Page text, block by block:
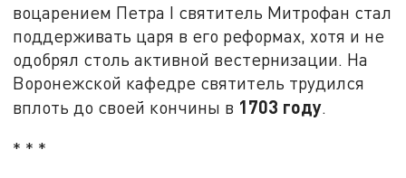
воцарением Петра I святитель Митрофан стал
поддерживать царя в его реформах, хотя и не
одобрял столь активной вестернизации. На
Воронежской кафедре святитель трудился
вплоть до своей кончины в 1703 году.
* * *